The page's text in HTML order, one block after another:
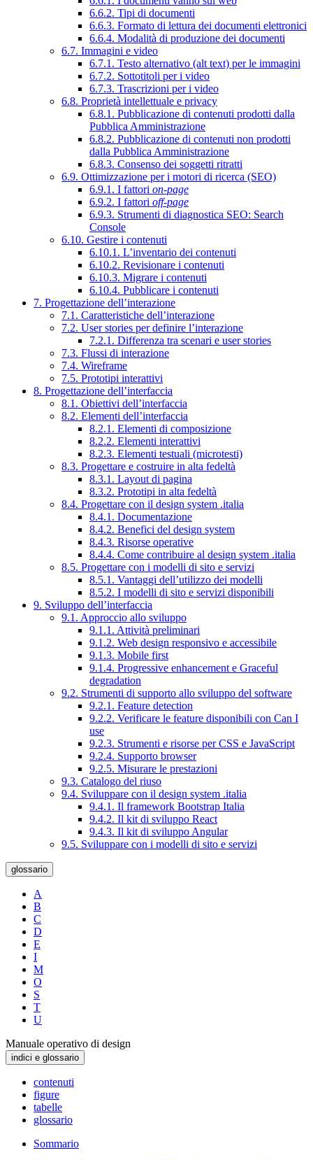
6.6.2. Tipi di documenti
6.6.3. Formato di lettura dei documenti elettronici
6.6.4. Modalità di produzione dei documenti
6.7. Immagini e video
6.7.1. Testo alternativo (alt text) per le immagini
6.7.2. Sottotitoli per i video
6.7.3. Trascrizioni per i video
6.8. Proprietà intellettuale e privacy
6.8.1. Pubblicazione di contenuti prodotti dalla
Pubblica Amministrazione
6.8.2. Pubblicazione di contenuti non prodotti
dalla Pubblica Amministrazione
6.8.3. Consenso dei soggetti ritratti
6.9. Ottimizzazione per i motori di ricerca (SEO)
6.9.1. I fattori on-page
6.9.2. I fattori off-page
6.9.3. Strumenti di diagnostica SEO: Search
Console
6.10. Gestire i contenuti
6.10.1. L’inventario dei contenuti
6.10.2. Revisionare i contenuti
6.10.3. Migrare i contenuti
6.10.4. Pubblicare i contenuti
7. Progettazione dell’interazione
7.1. Caratteristiche dell’interazione
7.2. User stories per definire l’interazione
7.2.1. Differenza tra scenari e user stories
7.3. Flussi di interazione
7.4. Wireframe
7.5. Prototipi interattivi
8. Progettazione dell’interfaccia
8.1. Obiettivi dell’interfaccia
8.2. Elementi dell’interfaccia
8.2.1. Elementi di composizione
8.2.2. Elementi interattivi
8.2.3. Elementi testuali (microtesti)
8.3. Progettare e costruire in alta fedeltà
8.3.1. Layout di pagina
8.3.2. Prototipi in alta fedeltà
8.4. Progettare con il design system .italia
8.4.1. Documentazione
8.4.2. Benefici del design system
8.4.3. Risorse operative
8.4.4. Come contribuire al design system .italia
8.5. Progettare con i modelli di sito e servizi
8.5.1. Vantaggi dell’utilizzo dei modelli
8.5.2. I modelli di sito e servizi disponibili
9. Sviluppo dell’interfaccia
9.1. Approccio allo sviluppo
9.1.1. Attività preliminari
9.1.2. Web design responsivo e accessibile
9.1.3. Mobile first
9.1.4. Progressive enhancement e Graceful
degradation
9.2. Strumenti di supporto allo sviluppo del software
9.2.1. Feature detection
9.2.2. Verificare le feature disponibili con Can I
use
9.2.3. Strumenti e risorse per CSS e JavaScript
9.2.4. Supporto browser
9.2.5. Misurare le prestazioni
9.3. Catalogo del riuso
9.4. Sviluppare con il design system .italia
9.4.1. Il framework Bootstrap Italia
9.4.2. Il kit di sviluppo React
9.4.3. Il kit di sviluppo Angular
9.5. Sviluppare con i modelli di sito e servizi
glossario
A
B
C
D
E
I
M
O
S
T
U
Manuale operativo di design
indici e glossario
contenuti
figure
tabelle
glossario
Sommario